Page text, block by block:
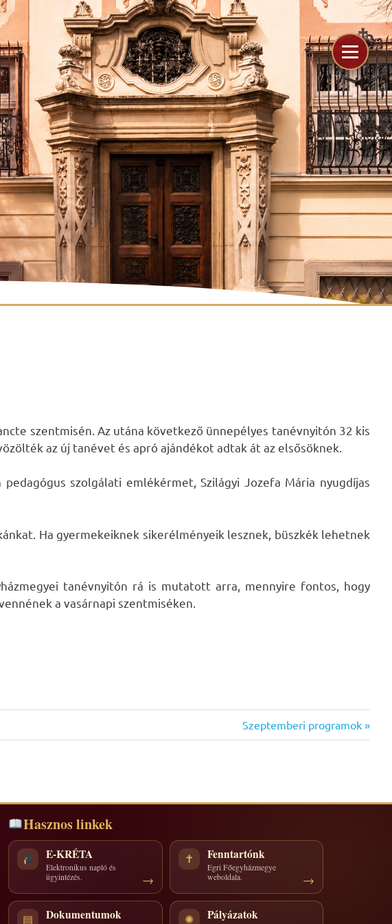
```
```
szentmisén. Az utána következő ünnepélyes tanévnyitón 32 kis
az új tanévet és apró ajándékot adtak át az elsősöknek.
szolgálati emlékérmet, Szilágyi Jozefa Mária nyugdíjas
Ha gyermekeiknek sikerélményeik lesznek, büszkék lehetnek
tanévnyitón rá is mutatott arra, mennyire fontos, hogy
a vasárnapi szentmiséken.
Next
Post:
Szeptemberi programok
Hasznos linkek
E-KRÉTA
Elektronikus napló és
ügyintézés.
✝ Fenntartónk
Egri Főegyházmegye
weboldala.
▤ Dokumentumok ✺ Pályázatok